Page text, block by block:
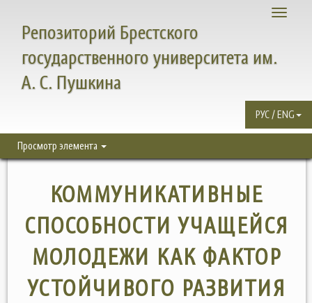
Toggle
Репозиторий Брестского
государственного университета им.
А. С. Пушкина
РУС / ENG
Просмотр элемента
КОММУНИКАТИВНЫЕ
СПОСОБНОСТИ УЧАЩЕЙСЯ
МОЛОДЕЖИ КАК ФАКТОР
УСТОЙЧИВОГО РАЗВИТИЯ